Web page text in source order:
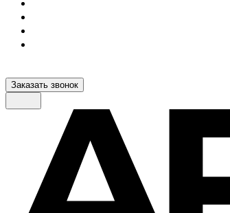
Заказать звонок